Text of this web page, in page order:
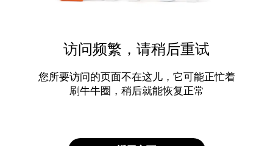
访问频繁，请稍后重试
您所要访问的页面不在这儿，它可能正忙着
刷牛牛圈，稍后就能恢复正常